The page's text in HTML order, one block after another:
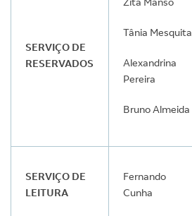
SERVIÇO DE
RESERVADOS
Tânia Mesquita
Alexandrina
Pereira
Bruno Almeida
SERVIÇO DE
LEITURA
Fernando
Cunha